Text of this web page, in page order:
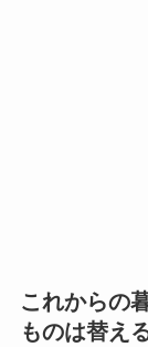
これからの
ものは替え